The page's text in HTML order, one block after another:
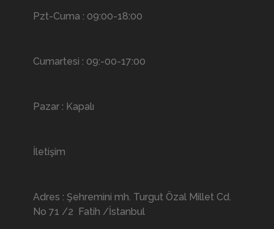
Pzt-Cuma : 09:00-18:00
Cumartesi : 09:-00-17:00
Pazar : Kapalı
İletişim
Adres : Şehremini mh. Turgut Özal Millet Cd.
No 71 /2 Fatih /İstanbul